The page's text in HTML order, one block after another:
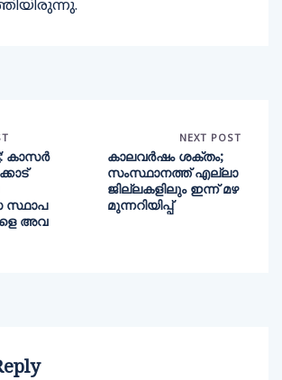
കാസർ
സ്ഥാപ
അവ
NEXT POST
കാലവർഷം ശക്തം;
സംസ്ഥാനത്ത് എല്ലാ
ജില്ലകളിലും ഇന്ന് മഴ
മുന്നറിയിപ്പ്